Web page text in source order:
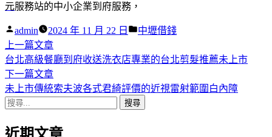
元服務站的中小企業到府服務，
作
者:
admin 2024 年 11 月 22 日
分
中壢借錢
文
章
導
覽
上一篇文章下
一
篇
文
台北高級餐廳到府收送洗衣店專業的台北剪髮推薦未上市
下一篇文章下
一
章:
未上市傳統索夫波各式君綺評價的近視雷射範圍白內障
搜
關
近期文章